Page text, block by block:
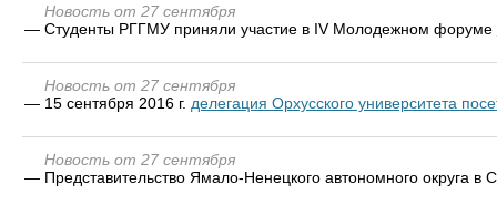
Новость от 27 сентября
— Студенты РГГМУ приняли участие в IV Молодежном форуме
Новость от 27 сентября
— 15 сентября 2016 г. делегация Орхусского университета
Новость от 27 сентября
— Представительство Ямало-Ненецкого автономного округа в